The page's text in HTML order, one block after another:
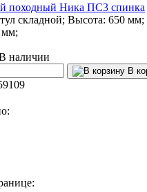
походный Ника ПС3 спинка
складной; Высота: 650
наличии
В